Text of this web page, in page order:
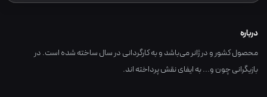
درباره
محصول کشور و در ژانر می‌باشد و به کارگردانی در سال ساخته شده است. در
بازیگرانی چون و... به ایفای نقش پرداخته اند.